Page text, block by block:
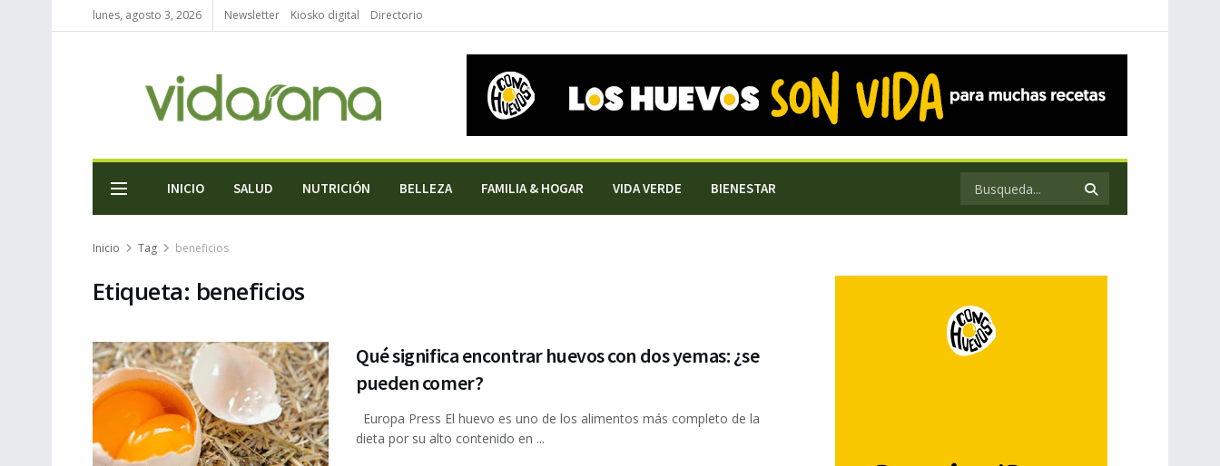
lunes, agosto 3, 2026 Newsletter Kiosko digital Directorio
INICIO SALUD NUTRICIÓN BELLEZA FAMILIA & HOGAR VIDA VERDE BIENESTAR
Inicio Tag beneficios
Etiqueta: beneficios
Qué significa encontrar huevos con dos yemas: ¿se
pueden comer?
Europa Press El huevo es uno de los alimentos más completo de la
dieta por su alto contenido en ...